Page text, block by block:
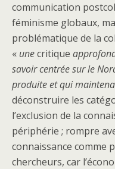
communication
féminisme globaux,
problématique de la
« unecritique
savoir centrée sur le
produite et qui
déconstruire les
l’exclusion de la
périphérie ; rompre
connaissance comme
chercheurs, car